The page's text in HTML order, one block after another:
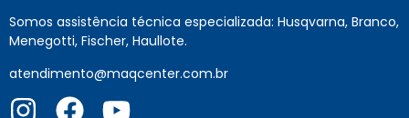
Somos assistência técnica especializada: Husqvarna, Branco,
Menegotti, Fischer, Haullote.
atendimento@maqcenter.com.br